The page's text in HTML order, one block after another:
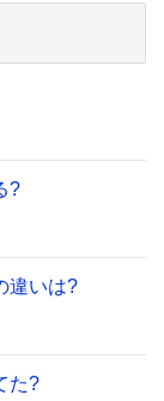
?
違いは?
た?